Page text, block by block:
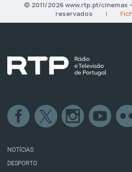
© 2011/2026 www.rtp.pt/
reservados
|
NOTÍCIAS
DESPORTO